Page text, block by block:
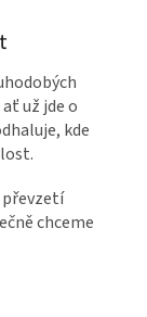
už jde o
kde
chceme